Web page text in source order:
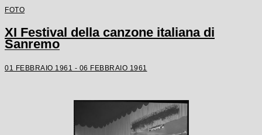
FOTO
XI Festival della canzone italiana di
Sanremo
01 FEBBRAIO 1961 - 06 FEBBRAIO 1961